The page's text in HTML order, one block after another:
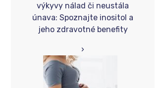
výkyvy nálad či neustála
únava: Spoznajte inositol a
jeho zdravotné benefity
›